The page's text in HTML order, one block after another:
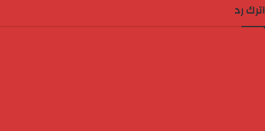
اترك رد